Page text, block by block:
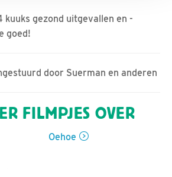
kuuks gezond uitgevallen en -
goed!
door Suerman en anderen
FILMPJES OVER
Oehoe